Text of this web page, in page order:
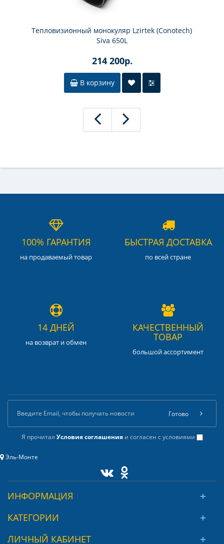
Тепловизионный монокуляр Lzirtek (Conotech)
Siva 650L
214 200р.
В корзину
100% ГАРАНТИЯ
на продаваемый товар
БЫСТРАЯ ДОСТАВКА
по всей стране
14 ДНЕЙ
на возврат и обмен
КАЧЕСТВЕННЫЙ
ТОВАР
большой ассортимент
Я прочитал Условия соглашенияи согласен с условиями
Готово
Эль-Монте
ИНФОРМАЦИЯ
КАТЕГОРИИ
ЛИЧНЫЙ КАБИНЕТ